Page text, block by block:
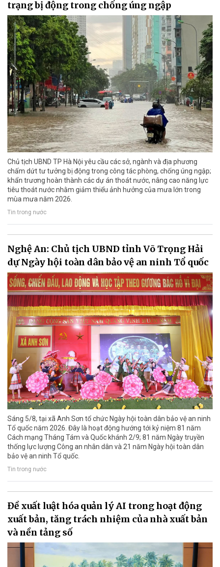
trạng bị động trong chống úng ngập
Chủ tịch UBND TP Hà Nội yêu cầu các sở, ngành và địa phương
chấm dứt tư tưởng bị động trong công tác phòng, chống úng ngập;
khẩn trương hoàn thành các dự án thoát nước, nâng cao năng lực
tiêu thoát nước nhằm giảm thiểu ảnh hưởng của mưa lớn trong
mùa mưa năm 2026.
Tin trong nước
Nghệ An: Chủ tịch UBND tỉnh Võ Trọng Hải
dự Ngày hội toàn dân bảo vệ an ninh Tổ quốc
Sáng 5/8, tại xã Anh Sơn tổ chức Ngày hội toàn dân bảo vệ an ninh
Tổ quốc năm 2026. Đây là hoạt động hướng tới kỷ niệm 81 năm
Cách mạng Tháng Tám và Quốc khánh 2/9; 81 năm Ngày truyền
thống lực lượng Công an nhân dân và 21 năm Ngày hội toàn dân
bảo vệ an ninh Tổ quốc.
Tin trong nước
Đề xuất luật hóa quản lý AI trong hoạt động
xuất bản, tăng trách nhiệm của nhà xuất bản
và nền tảng số